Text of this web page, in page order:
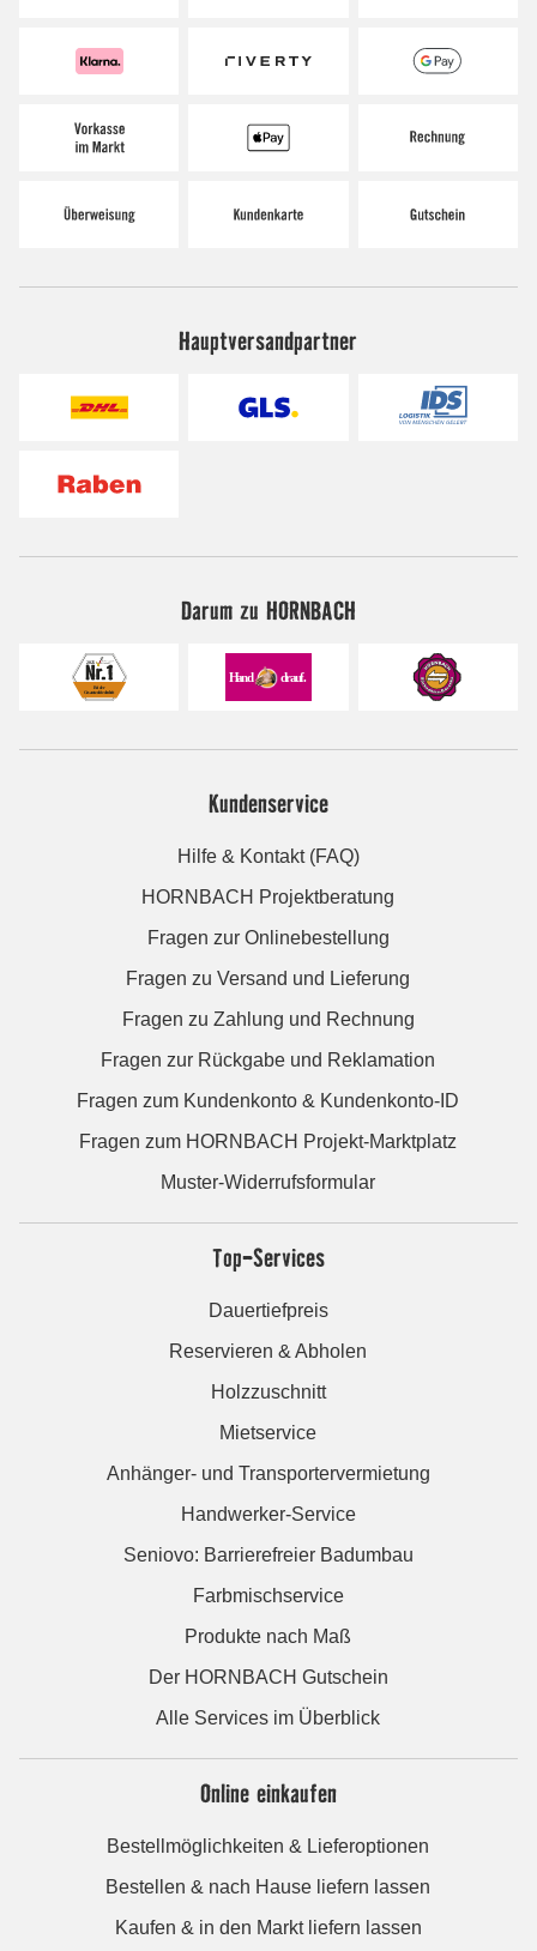
Hauptversandpartner
Darum zu HORNBACH
Kundenservice
Hilfe & Kontakt (FAQ)
HORNBACH Projektberatung
Fragen zur Onlinebestellung
Fragen zu Versand und Lieferung
Fragen zu Zahlung und Rechnung
Fragen zur Rückgabe und Reklamation
Fragen zum Kundenkonto & Kundenkonto-ID
Fragen zum HORNBACH Projekt-Marktplatz
Muster-Widerrufsformular
Top-Services
Dauertiefpreis
Reservieren & Abholen
Holzzuschnitt
Mietservice
Anhänger- und Transportervermietung
Handwerker-Service
Seniovo: Barrierefreier Badumbau
Farbmischservice
Produkte nach Maß
Der HORNBACH Gutschein
Alle Services im Überblick
Online einkaufen
Bestellmöglichkeiten & Lieferoptionen
Bestellen & nach Hause liefern lassen
Kaufen & in den Markt liefern lassen